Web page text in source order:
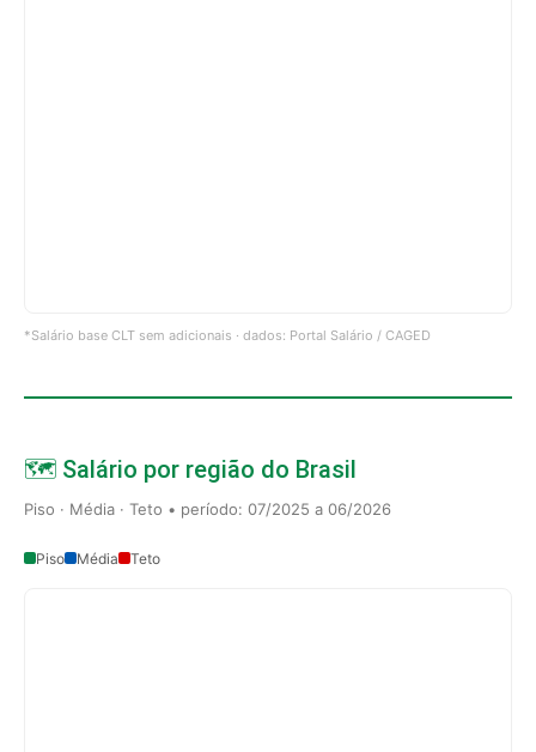
*Salário base CLT sem adicionais · dados: Portal Salário / CAGED
🗺️ Salário por região do Brasil
Piso · Média · Teto • período: 07/2025 a 06/2026
Piso Média Teto